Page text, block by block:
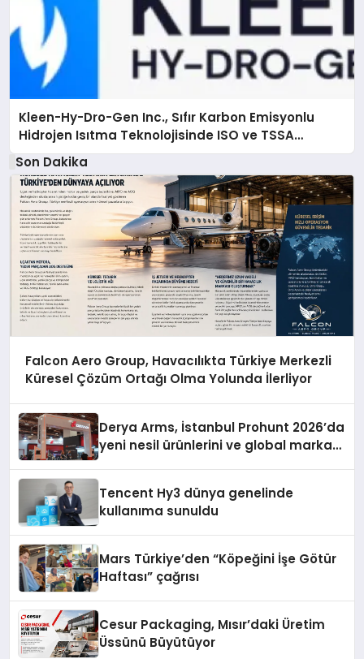
Kleen-Hy-Dro-Gen Inc., Sıfır Karbon Emisyonlu
Hidrojen Isıtma Teknolojisinde ISO ve TSSA
Düzenleyici Onaylarını Aldı
Son Dakika
Falcon Aero Group, Havacılıkta Türkiye Merkezli
Küresel Çözüm Ortağı Olma Yolunda İlerliyor
Derya Arms, İstanbul Prohunt 2026’da
yeni nesil ürünlerini ve global marka
Tencent Hy3 dünya genelinde
kullanıma sunuldu
Mars Türkiye’den “Köpeğini İşe Götür
Haftası” çağrısı
Cesur Packaging, Mısır’daki Üretim
Üssünü Büyütüyor